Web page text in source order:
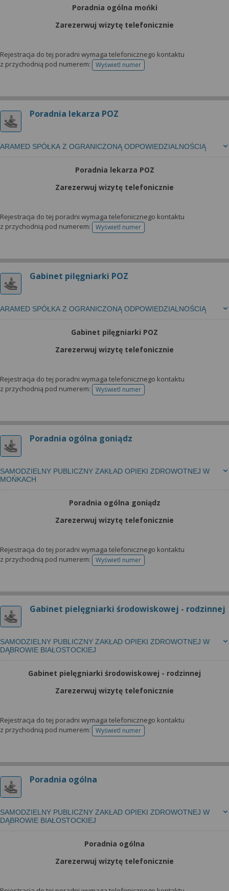
Poradnia ogólna mońki
Zarezerwuj wizytę telefonicznie
Rejestracja do tej poradni wymaga telefonicznego kontaktu
z przychodnią pod numerem:
Wyświetl numertelefonu do rejestracji
Poradnia lekarza POZ
ARAMED SPÓŁKA Z OGRANICZONĄ ODPOWIEDZIALNOŚCIĄ
Poradnia lekarza POZ
Zarezerwuj wizytę telefonicznie
Rejestracja do tej poradni wymaga telefonicznego kontaktu
z przychodnią pod numerem:
Wyświetl numertelefonu do rejestracji
Gabinet pilęgniarki POZ
ARAMED SPÓŁKA Z OGRANICZONĄ ODPOWIEDZIALNOŚCIĄ
Gabinet pilęgniarki POZ
Zarezerwuj wizytę telefonicznie
Rejestracja do tej poradni wymaga telefonicznego kontaktu
z przychodnią pod numerem:
Wyświetl numertelefonu do rejestracji
Poradnia ogólna goniądz
SAMODZIELNY PUBLICZNY ZAKŁAD OPIEKI ZDROWOTNEJ W
MOŃKACH
Poradnia ogólna goniądz
Zarezerwuj wizytę telefonicznie
Rejestracja do tej poradni wymaga telefonicznego kontaktu
z przychodnią pod numerem:
Wyświetl numertelefonu do rejestracji
Gabinet pielęgniarki środowiskowej - rodzinnej
SAMODZIELNY PUBLICZNY ZAKŁAD OPIEKI ZDROWOTNEJ W
DĄBROWIE BIAŁOSTOCKIEJ
Gabinet pielęgniarki środowiskowej - rodzinnej
Zarezerwuj wizytę telefonicznie
Rejestracja do tej poradni wymaga telefonicznego kontaktu
z przychodnią pod numerem:
Wyświetl numertelefonu do rejestracji
Poradnia ogólna
SAMODZIELNY PUBLICZNY ZAKŁAD OPIEKI ZDROWOTNEJ W
DĄBROWIE BIAŁOSTOCKIEJ
Poradnia ogólna
Zarezerwuj wizytę telefonicznie